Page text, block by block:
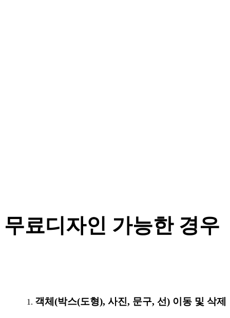
무료디자인 가능한 경우
객체(박스(도형), 사진, 문구, 선) 이동 및 삭제